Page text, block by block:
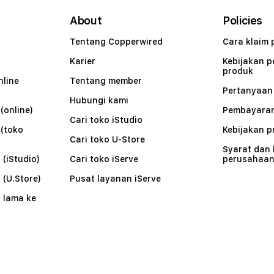
lama ke
About
Tentang Copperwired
Karier
Tentang member
Hubungi kami
Cari toko iStudio
Cari toko U-Store
Cari toko iServe
Pusat layanan iServe
Policies
Cara klaim
Kebijakan
produk
Pertanyaan
Kebijakan
Syarat dan
perusahaan